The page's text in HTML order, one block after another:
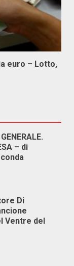
euro – Lotto,
– di
Di
Ventre del